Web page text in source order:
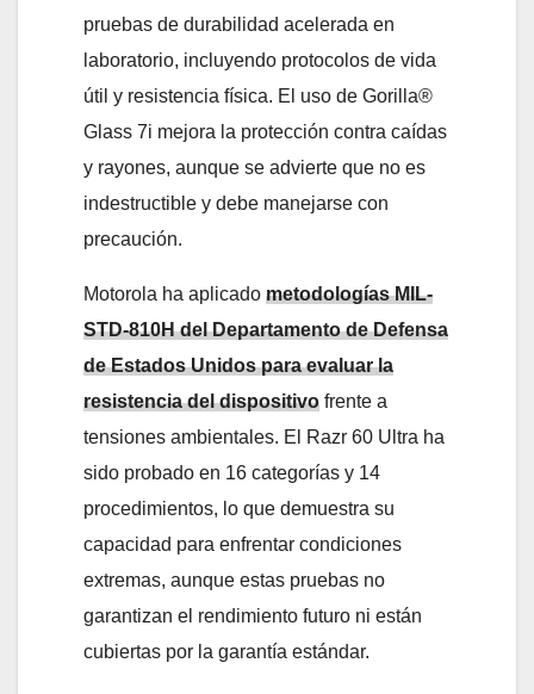
pruebas de durabilidad acelerada en
laboratorio, incluyendo protocolos de vida
útil y resistencia física. El uso de Gorilla®
Glass 7i mejora la protección contra caídas
y rayones, aunque se advierte que no es
indestructible y debe manejarse con
precaución.
Motorola ha aplicado metodologías MIL-
STD-810H del Departamento de Defensa
de Estados Unidos para evaluar la
resistencia del dispositivo frente a
tensiones ambientales. El Razr 60 Ultra ha
sido probado en 16 categorías y 14
procedimientos, lo que demuestra su
capacidad para enfrentar condiciones
extremas, aunque estas pruebas no
garantizan el rendimiento futuro ni están
cubiertas por la garantía estándar.